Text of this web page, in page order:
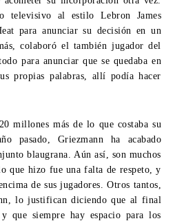
televisivo al estilo Lebron James
para anunciar su decisión en un
colaboró el también jugador del
para anunciar que se quedaba en
propias palabras, allí podía hacer
millones más de lo que costaba su
pasado, Griezmann ha acabado
blaugrana. Aún así, son muchos
que hizo fue una falta de respeto, y
de sus jugadores. Otros tantos,
lo justifican diciendo que al final
que siempre hay espacio para los